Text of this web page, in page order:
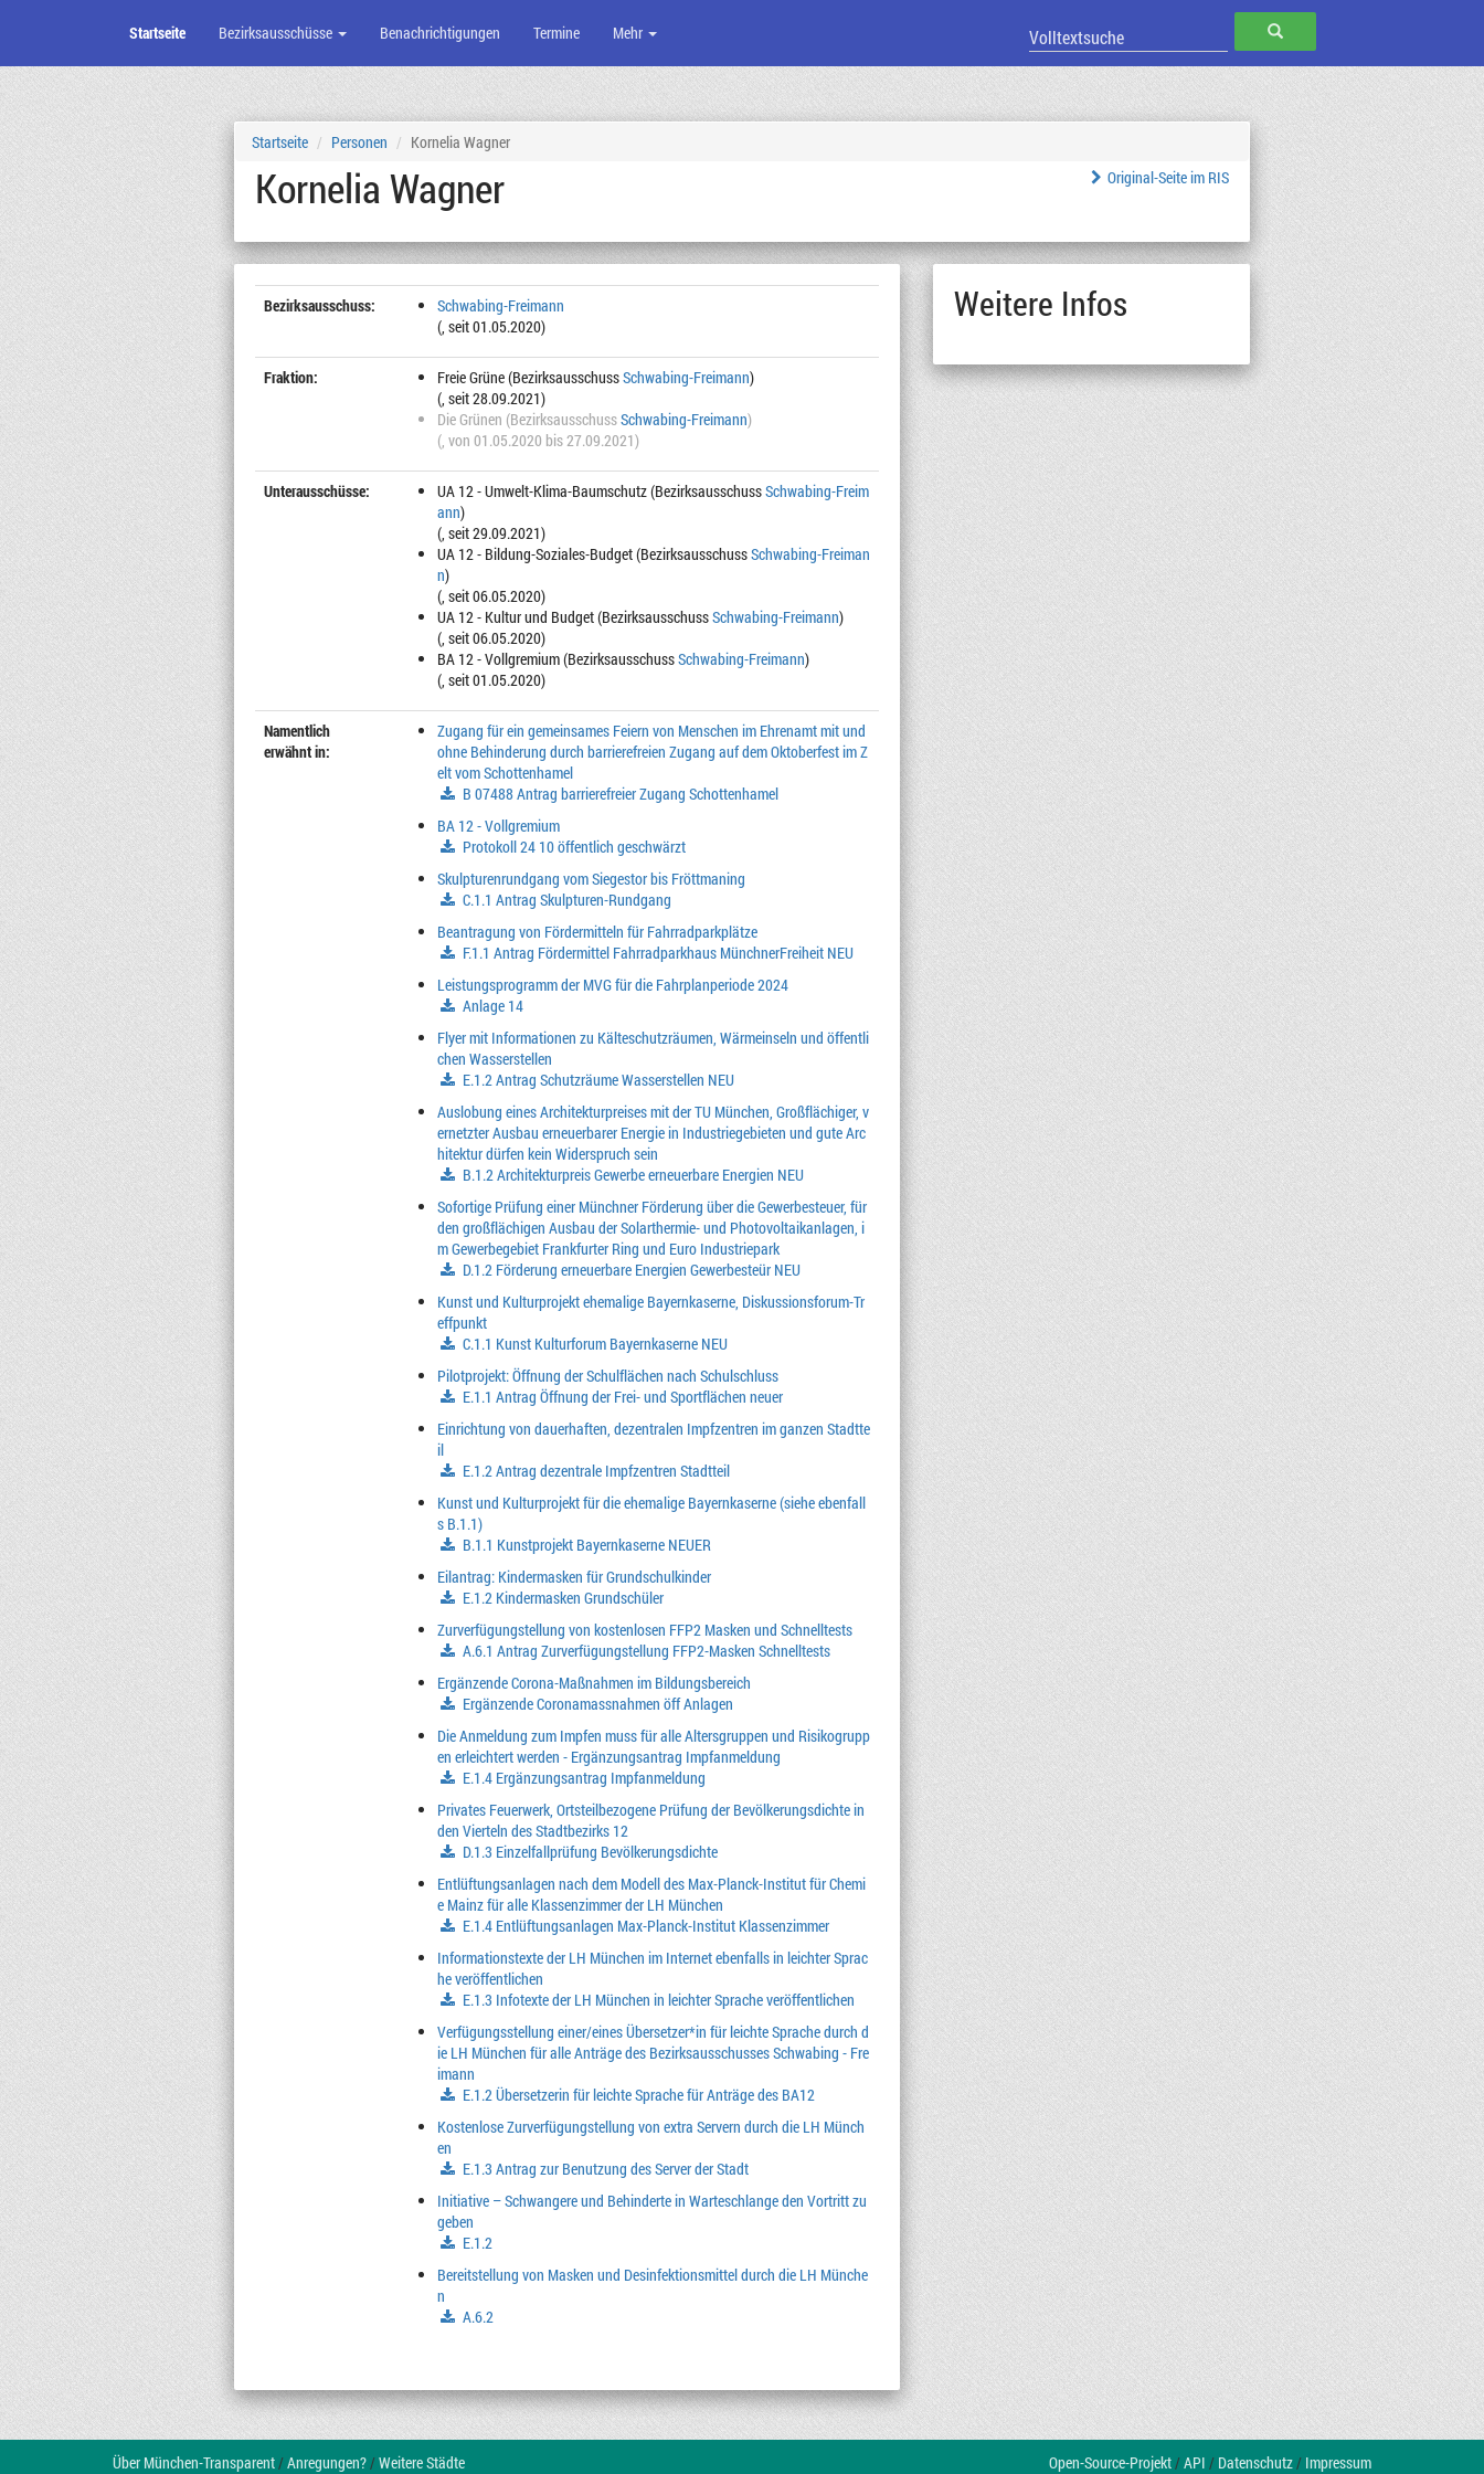
Zum
Seiteninhalt
SUCHEN
Startseite Bezirksausschüsse Benachrichtigungen Termine Mehr
Startseite Personen
Kornelia Wagner
Original-Seite im RIS
Kornelia Wagner
Bezirksausschuss:
Schwabing-Freimann
(, seit 01.05.2020)
Fraktion: Freie Grüne (BezirksausschussSchwabing-Freimann)
(, seit 28.09.2021)
Die Grünen (BezirksausschussSchwabing-Freimann)
(, von 01.05.2020 bis 27.09.2021)
Unterausschüsse: UA 12 - Umwelt-Klima-Baumschutz (BezirksausschussSchwabing-Freim
ann)
(, seit 29.09.2021)
UA 12 - Bildung-Soziales-Budget (BezirksausschussSchwabing-Freiman
n)
(, seit 06.05.2020)
UA 12 - Kultur und Budget (BezirksausschussSchwabing-Freimann)
(, seit 06.05.2020)
BA 12 - Vollgremium (BezirksausschussSchwabing-Freimann)
(, seit 01.05.2020)
Namentlich
erwähnt in:
Zugang für ein gemeinsames Feiern von Menschen im Ehrenamt mit und
ohne Behinderung durch barrierefreien Zugang auf dem Oktoberfest im Z
elt vom Schottenhamel
B 07488 Antrag barrierefreier Zugang Schottenhamel
BA 12 - Vollgremium
Protokoll 24 10 öffentlich geschwärzt
Skulpturenrundgang vom Siegestor bis Fröttmaning
C.1.1 Antrag Skulpturen-Rundgang
Beantragung von Fördermitteln für Fahrradparkplätze
F.1.1 Antrag Fördermittel Fahrradparkhaus MünchnerFreiheit NEU
Leistungsprogramm der MVG für die Fahrplanperiode 2024
Anlage 14
Flyer mit Informationen zu Kälteschutzräumen, Wärmeinseln und öffentli
chen Wasserstellen
E.1.2 Antrag Schutzräume Wasserstellen NEU
Auslobung eines Architekturpreises mit der TU München, Großflächiger, v
ernetzter Ausbau erneuerbarer Energie in Industriegebieten und gute Arc
hitektur dürfen kein Widerspruch sein
B.1.2 Architekturpreis Gewerbe erneuerbare Energien NEU
Sofortige Prüfung einer Münchner Förderung über die Gewerbesteuer, für
den großflächigen Ausbau der Solarthermie- und Photovoltaikanlagen, i
m Gewerbegebiet Frankfurter Ring und Euro Industriepark
D.1.2 Förderung erneuerbare Energien Gewerbesteür NEU
Kunst und Kulturprojekt ehemalige Bayernkaserne, Diskussionsforum-Tr
effpunkt
C.1.1 Kunst Kulturforum Bayernkaserne NEU
Pilotprojekt: Öffnung der Schulflächen nach Schulschluss
E.1.1 Antrag Öffnung der Frei- und Sportflächen neuer
Einrichtung von dauerhaften, dezentralen Impfzentren im ganzen Stadtte
il
E.1.2 Antrag dezentrale Impfzentren Stadtteil
Kunst und Kulturprojekt für die ehemalige Bayernkaserne (siehe ebenfall
s B.1.1)
B.1.1 Kunstprojekt Bayernkaserne NEUER
Eilantrag: Kindermasken für Grundschulkinder
E.1.2 Kindermasken Grundschüler
Zurverfügungstellung von kostenlosen FFP2 Masken und Schnelltests
A.6.1 Antrag Zurverfügungstellung FFP2-Masken Schnelltests
Ergänzende Corona-Maßnahmen im Bildungsbereich
Ergänzende Coronamassnahmen öff Anlagen
Die Anmeldung zum Impfen muss für alle Altersgruppen und Risikogrupp
en erleichtert werden - Ergänzungsantrag Impfanmeldung
E.1.4 Ergänzungsantrag Impfanmeldung
Privates Feuerwerk, Ortsteilbezogene Prüfung der Bevölkerungsdichte in
den Vierteln des Stadtbezirks 12
D.1.3 Einzelfallprüfung Bevölkerungsdichte
Entlüftungsanlagen nach dem Modell des Max-Planck-Institut für Chemi
e Mainz für alle Klassenzimmer der LH München
E.1.4 Entlüftungsanlagen Max-Planck-Institut Klassenzimmer
Informationstexte der LH München im Internet ebenfalls in leichter Sprac
he veröffentlichen
E.1.3 Infotexte der LH München in leichter Sprache veröffentlichen
Verfügungsstellung einer/eines Übersetzer*in für leichte Sprache durch d
ie LH München für alle Anträge des Bezirksausschusses Schwabing - Fre
imann
E.1.2 Übersetzerin für leichte Sprache für Anträge des BA12
Kostenlose Zurverfügungstellung von extra Servern durch die LH Münch
en
E.1.3 Antrag zur Benutzung des Server der Stadt
Initiative – Schwangere und Behinderte in Warteschlange den Vortritt zu
geben
E.1.2
Bereitstellung von Masken und Desinfektionsmittel durch die LH Münche
n
A.6.2
Weitere Infos
Über München-Transparent/Anregungen?/Weitere Städte Open-Source-Projekt/API / Datenschutz/ Impressum